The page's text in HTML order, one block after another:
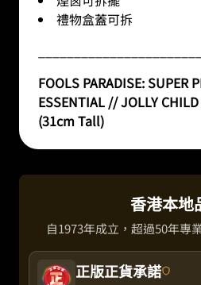
禮物盒蓋可拆
FOOLS PARADISE: SUPER
ESSENTIAL // JOLLY
(31cm Tall)
香港本地
自1973年成立，超過50年專
正版正貨承諾